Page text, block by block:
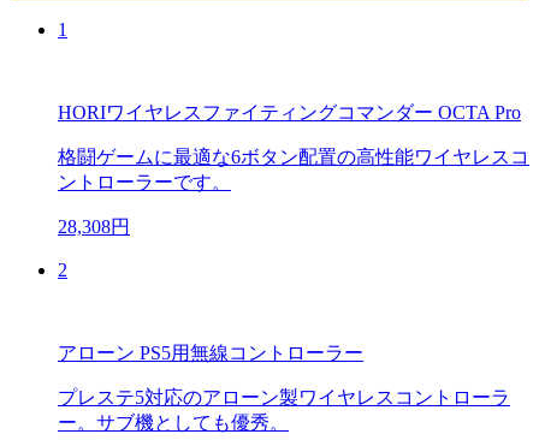
1
HORIワイヤレスファイティングコマンダー OCTA Pro
格闘ゲームに最適な6ボタン配置の高性能ワイヤレスコ
ントローラーです。
28,308円
2
アローン PS5用無線コントローラー
プレステ5対応のアローン製ワイヤレスコントローラ
ー。サブ機としても優秀。